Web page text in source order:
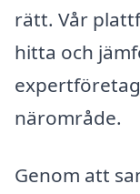
rätt. Vår
hitta och
närområde.
Genom att